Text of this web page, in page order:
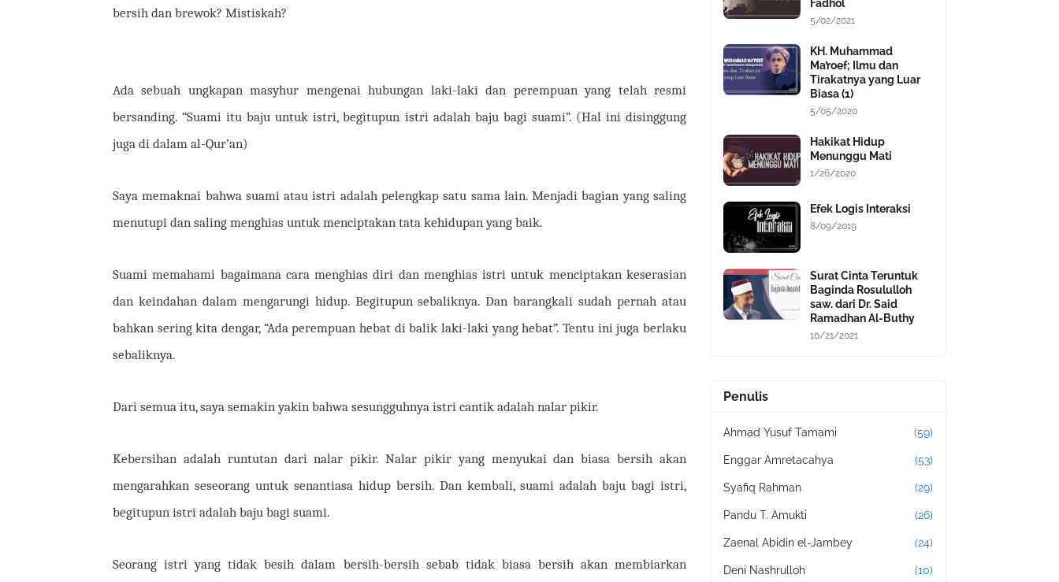
bersih dan brewok? Mistiskah?
Ada sebuah ungkapan masyhur mengenai hubungan laki-laki dan perempuan yang telah resmi
bersanding. “Suami itu baju untuk istri, begitupun istri adalah baju bagi suami”. (Hal ini disinggung
juga di dalam al-Qur’an)
Saya memaknai bahwa suami atau istri adalah pelengkap satu sama lain. Menjadi bagian yang saling
menutupi dan saling menghias untuk menciptakan tata kehidupan yang baik.
Suami memahami bagaimana cara menghias diri dan menghias istri untuk menciptakan keserasian
dan keindahan dalam mengarungi hidup. Begitupun sebaliknya. Dan barangkali sudah pernah atau
bahkan sering kita dengar, “Ada perempuan hebat di balik laki-laki yang hebat”. Tentu ini juga berlaku
sebaliknya.
Dari semua itu, saya semakin yakin bahwa sesungguhnya istri cantik adalah nalar pikir.
Kebersihan adalah runtutan dari nalar pikir. Nalar pikir yang menyukai dan biasa bersih akan
mengarahkan seseorang untuk senantiasa hidup bersih. Dan kembali, suami adalah baju bagi istri,
begitupun istri adalah baju bagi suami.
Seorang istri yang tidak besih dalam bersih-bersih sebab tidak biasa bersih akan membiarkan
Fadhol
5/02/2021
KH. Muhammad
Ma’roef; Ilmu dan
Tirakatnya yang Luar
Biasa (1)
5/05/2020
Hakikat Hidup
Menunggu Mati
1/26/2020
Efek Logis Interaksi
8/09/2019
Surat Cinta Teruntuk
Baginda Rosululloh
saw. dari Dr. Said
Ramadhan Al-Buthy
10/21/2021
Penulis
Ahmad Yusuf Tamami (59)
Enggar Amretacahya (53)
Syafiq Rahman (29)
Pandu T. Amukti (26)
Zaenal Abidin el-Jambey (24)
Deni Nashrulloh (10)